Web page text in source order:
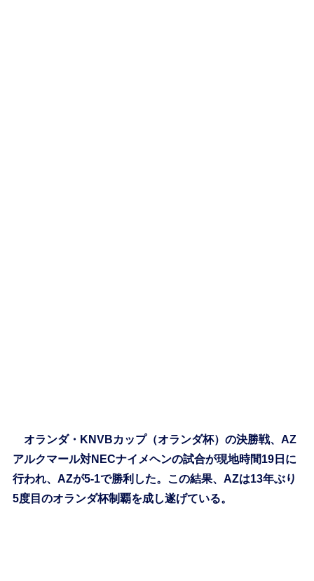
オランダ・KNVBカップ（オランダ杯）の決勝戦、AZ
アルクマール対NECナイメヘンの試合が現地時間19日に
行われ、AZが5-1で勝利した。この結果、AZは13年ぶり
5度目のオランダ杯制覇を成し遂げている。